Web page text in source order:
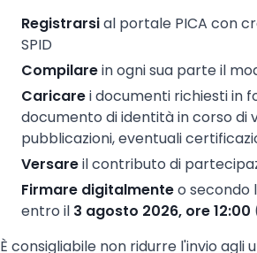
Registrarsial portale PICA con
SPID
Compilarein ogni sua parte il
Caricarei documenti richiesti in
documento di identità in corso di
pubblicazioni, eventuali
Versareil contributo di
Firmare digitalmenteo secondo
entro il 3 agosto 2026, ore 12:00
È consigliabile non ridurre l'invio